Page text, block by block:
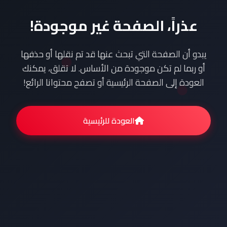
عذراً، الصفحة غير موجودة!
يبدو أن الصفحة التي تبحث عنها قد تم نقلها أو حذفها
أو ربما لم تكن موجودة من الأساس. لا تقلق، يمكنك
العودة إلى الصفحة الرئيسية أو تصفح محتوانا الرائع!
العودة للرئيسية